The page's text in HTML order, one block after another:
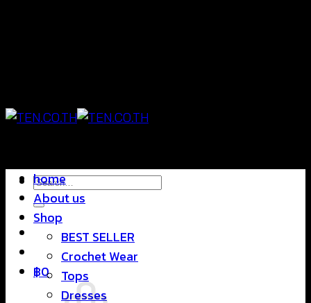
Search
for:
฿0
home
About us
Shop
BEST SELLER
Crochet Wear
Tops
Dresses